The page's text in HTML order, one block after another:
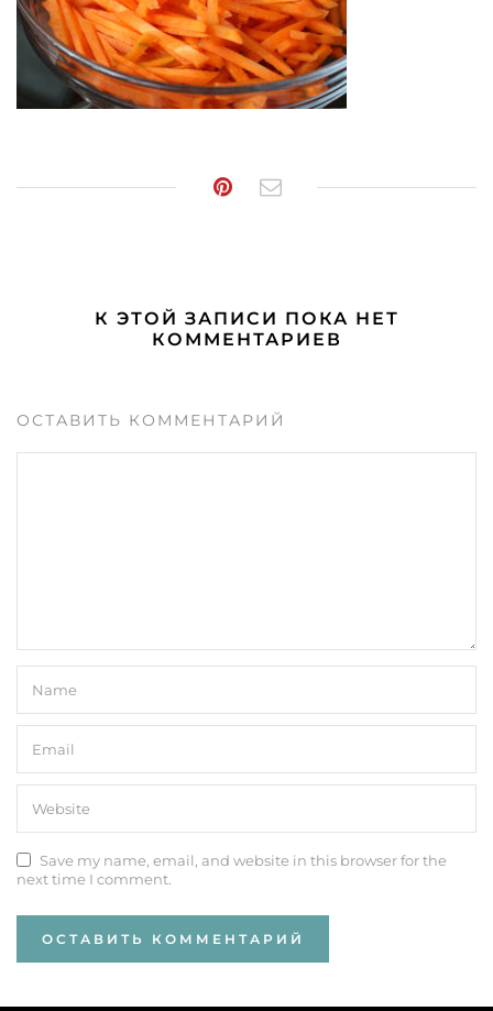
К ЭТОЙ ЗАПИСИ ПОКА НЕТ
КОММЕНТАРИЕВ
ОСТАВИТЬ КОММЕНТАРИЙ
Save my name, email, and website in this browser for the
next time I comment.